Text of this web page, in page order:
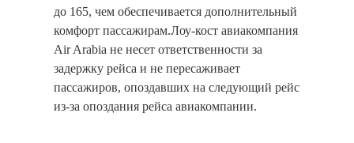
до 165, чем обеспечивается дополнительный
комфорт пассажирам.Лоу-кост авиакомпания
Air Arabia не несет ответственности за
задержку рейса и не пересаживает
пассажиров, опоздавших на следующий рейс
из-за опоздания рейса авиакомпании.